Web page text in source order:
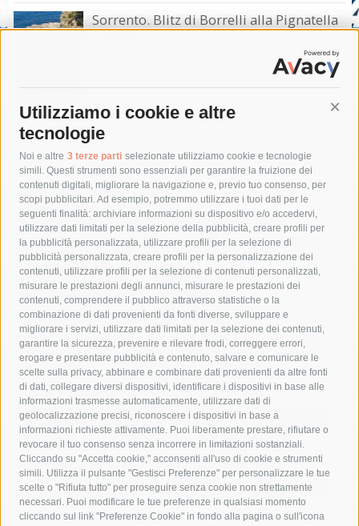
Utilizziamo i cookie e altre
tecnologie
Noi e altre 3 terze parti selezionate utilizziamo cookie e tecnologie
simili. Questi strumenti sono essenziali per garantire la fruizione dei
contenuti digitali, migliorare la navigazione e, previo tuo consenso, per
scopi pubblicitari. Ad esempio, potremmo utilizzare i tuoi dati per le
seguenti finalità: archiviare informazioni su dispositivo e/o accedervi,
utilizzare dati limitati per la selezione della pubblicità, creare profili per
la pubblicità personalizzata, utilizzare profili per la selezione di
pubblicità personalizzata, creare profili per la personalizzazione dei
contenuti, utilizzare profili per la selezione di contenuti personalizzati,
misurare le prestazioni degli annunci, misurare le prestazioni dei
contenuti, comprendere il pubblico attraverso statistiche o la
combinazione di dati provenienti da fonti diverse, sviluppare e
migliorare i servizi, utilizzare dati limitati per la selezione dei contenuti,
garantire la sicurezza, prevenire e rilevare frodi, correggere errori,
erogare e presentare pubblicità e contenuto, salvare e comunicare le
scelte sulla privacy, abbinare e combinare dati provenienti da altre fonti
di dati, collegare diversi dispositivi, identificare i dispositivi in base alle
informazioni trasmesse automaticamente, utilizzare dati di
geolocalizzazione precisi, riconoscere i dispositivi in base a
informazioni richieste attivamente. Puoi liberamente prestare, rifiutare o
revocare il tuo consenso senza incorrere in limitazioni sostanziali.
Cliccando su "Accetta cookie," acconsenti all'uso di cookie e strumenti
simili. Utilizza il pulsante "Gestisci Preferenze" per personalizzare le tue
scelte o "Rifiuta tutto" per proseguire senza cookie non strettamente
necessari. Puoi modificare le tue preferenze in qualsiasi momento
cliccando sul link "Preferenze Cookie" in fondo alla pagina o sull'icona
Sorrento. Blitz di Borrelli alla Pignatella
– video –
Tag
acqua allerta meteo
anas
area marina protetta di punta campanella
arresto
Asl Napoli 3 sud
capitaneria di porto capri
carabinieri
castellammare di stabia
circumvesuviana
comune di sorrento
concerto
contagi
costiera amalfitana
covid-19 eav
elezioni
fondazione sorrento
gori guardia costiera
incidente
lavori
lorenzo balducelli mare
massa lubrense
massimo coppola
Meta napoli
ordinanza
penisola sorrentina
piano di sorrento
polizia municipale
protezione civile
Regione Campania
sant'agnello
sindaco cuomo
sorrento studenti temporali
treni
turismo
Vico Equense villa fiorentino vincenzo de luca